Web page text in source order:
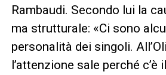
Rambaudi. Secondo lui la
ma strutturale: «Ci sono
personalità dei singoli.
l’attenzione sale perché c’è